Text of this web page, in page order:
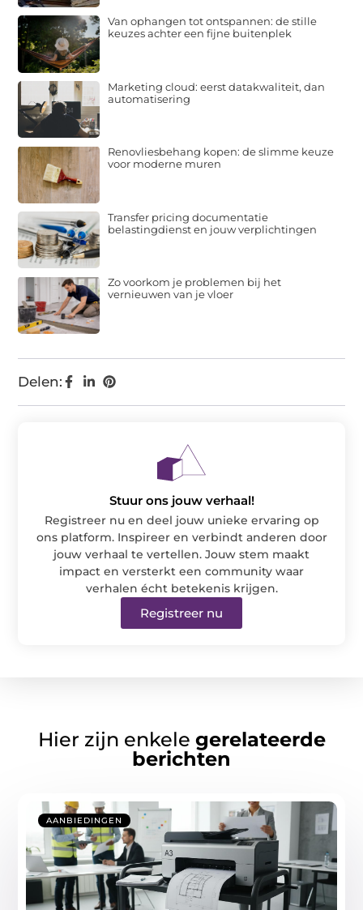
Delen:
Van ophangen tot ontspannen: de stille
keuzes achter een fijne buitenplek
Marketing cloud: eerst datakwaliteit, dan
automatisering
Renovliesbehang kopen: de slimme keuze
voor moderne muren
Transfer pricing documentatie
belastingdienst en jouw verplichtingen
Zo voorkom je problemen bij het
vernieuwen van je vloer
Stuur ons jouw verhaal!
Registreer nu en deel jouw unieke ervaring op
ons platform. Inspireer en verbindt anderen door
jouw verhaal te vertellen. Jouw stem maakt
impact en versterkt een community waar
verhalen écht betekenis krijgen.
Registreer nu
Hier zijn enkele gerelateerde
berichten
AANBIEDINGEN